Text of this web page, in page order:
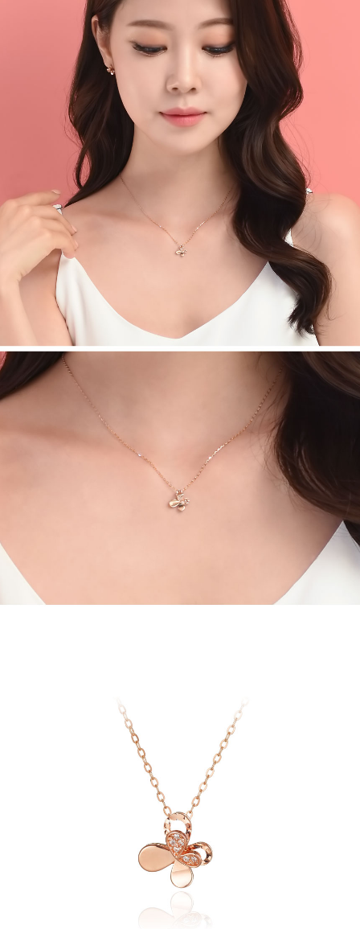
페이코 라이
구매